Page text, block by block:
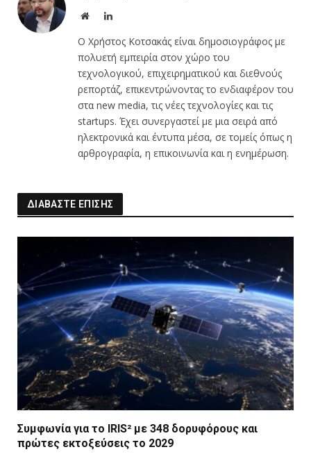
WebsiteLinkedIn
Ο Χρήστος Κοτσακάς είναι δημοσιογράφος με
πολυετή εμπειρία στον χώρο του
τεχνολογικού, επιχειρηματικού και διεθνούς
ρεπορτάζ, επικεντρώνοντας το ενδιαφέρον του
στα new media, τις νέες τεχνολογίες και τις
startups. Έχει συνεργαστεί με μια σειρά από
ηλεκτρονικά και έντυπα μέσα, σε τομείς όπως η
αρθρογραφία, η επικοινωνία και η ενημέρωση.
ΔΙΑΒΑΣΤΕ ΕΠΙΣΗΣ
Συμφωνία για το IRIS² με 348 δορυφόρους και
πρώτες εκτοξεύσεις το 2029